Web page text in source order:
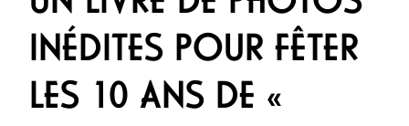
INÉDITES POUR FÊTER
LES 10 ANS DE «